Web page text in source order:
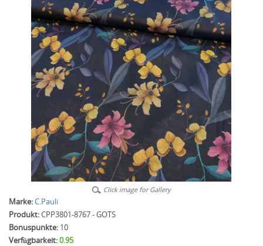
Click image for Gallery
Marke:C.Pauli
Produkt:CPP3801-8767 - GOTS
Bonuspunkte: 10
Verfügbarkeit:0.95